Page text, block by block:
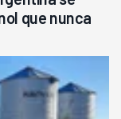
que nunca